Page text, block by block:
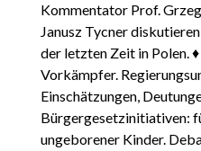
Kommentator Prof.
Janusz Tycner
der letzten Zeit in Polen.
Vorkämpfer.
Einschätzungen,
Bürgergesetzinitiativen:
ungeborener Kinder.